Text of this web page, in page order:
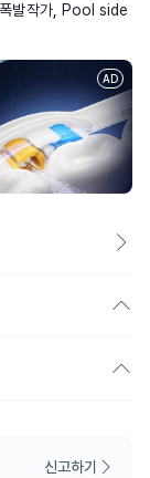
발작가, Pool side
AD
신고하기